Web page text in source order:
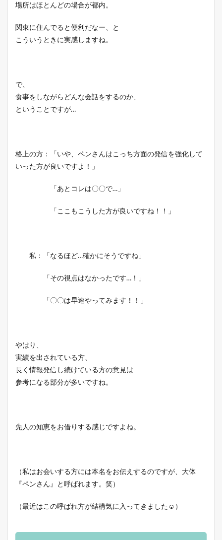
場所はほとんどの場合が都内。
関東に住んでると便利だなー、と
こういうときに実感しますね。
で、
食事をしながらどんな会話をするのか、
ということですが…
格上の方：「いや、ペンさんはこっち方面の発信を強化して
いった方が良いですよ！」
「あとコレは〇〇で…」
「ここもこうした方が良いですね！！」
私：「なるほど…確かにそうですね」
「その視点はなかったです…！」
「〇〇は早速やってみます！！」
やはり、
実績を出されている方、
長く情報発信し続けている方の意見は
参考になる部分が多いですね。
先人の知恵をお借りする感じですよね。
（私はお会いする方には本名をお伝えするのですが、大体
『ペンさん』と呼ばれます。笑）
（最近はこの呼ばれ方が結構気に入ってきました☺）